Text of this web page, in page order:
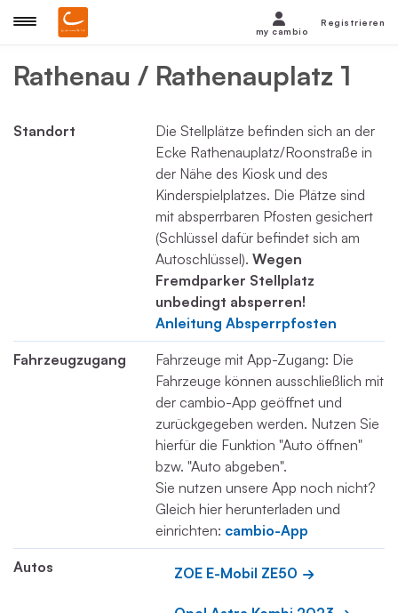
Rathenau / Rathenauplatz 1
Standort
Die Stellplätze befinden sich an der
Ecke Rathenauplatz/Roonstraße in
der Nähe des Kiosk und des
Kinderspielplatzes. Die Plätze sind
mit absperrbaren Pfosten gesichert
(Schlüssel dafür befindet sich am
Autoschlüssel). Wegen
Fremdparker Stellplatz
unbedingt absperren!
Anleitung Absperrpfosten
Fahrzeugzugang
Fahrzeuge mit App-Zugang: Die
Fahrzeuge können ausschließlich mit
der cambio-App geöffnet und
zurückgegeben werden. Nutzen Sie
hierfür die Funktion "Auto öffnen"
bzw. "Auto abgeben".
Sie nutzen unsere App noch nicht?
Gleich hier herunterladen und
einrichten: cambio-App
Autos ZOE E-Mobil ZE50
my cambio
Registrieren